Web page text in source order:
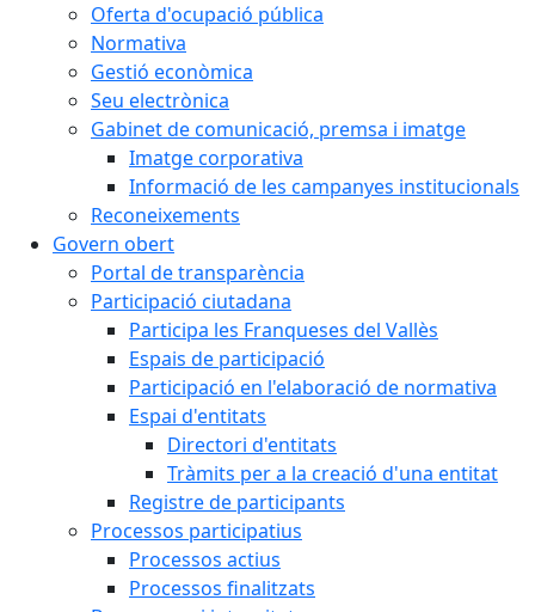
Oferta d'ocupació pública
Normativa
Gestió econòmica
Seu electrònica
Gabinet de comunicació, premsa i imatge
Imatge corporativa
Informació de les campanyes institucionals
Reconeixements
Govern obert
Portal de transparència
Participació ciutadana
Participa les Franqueses del Vallès
Espais de participació
Participació en l'elaboració de normativa
Espai d'entitats
Directori d'entitats
Tràmits per a la creació d'una entitat
Registre de participants
Processos participatius
Processos actius
Processos finalitzats